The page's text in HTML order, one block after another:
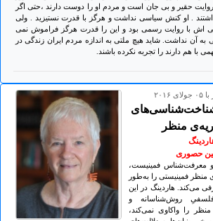
حقیر و بی جان است و مردم او را دوست دارند ،حتی اگر
. او کنش سیاسی نداشت و هرگز با قدرت نستیزید . ولی
اش با روایت رسمی بود و این را قدرت هرگز فراموش نمی
به آن نداشت. شاید هیچ ملتی به اندازه مردم ایران زندگی در
با هم دارند را تجربه نکرده باشند.
منظر
حصوری
و معرفت‌شناس فمینیست،
منظر فمینیستی را به‌طور
می‌کند. هاردینگ در این
فلسفیِ روش‌شناسانه و
را واکاوی نمی‌کند،